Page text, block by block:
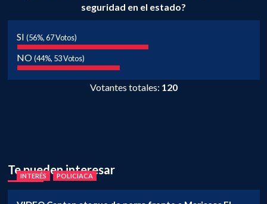
seguridad en el estado?
SI (56%, 67 Votos)
NO(44%, 53 Votos)
Votantes totales: 120
Te pueden interesar
INTERÉS POLICIACA